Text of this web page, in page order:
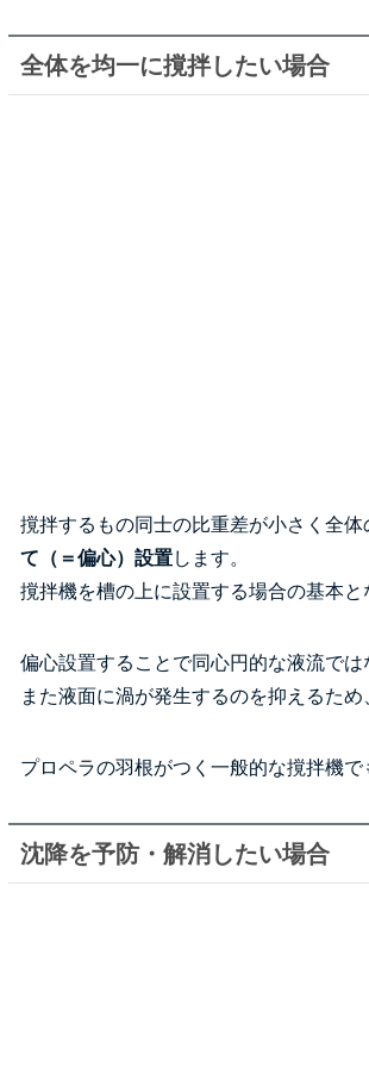
全体を均一に撹拌したい場合
撹拌するもの同士の比重差が小さく全
て（＝偏心）設置します。
撹拌機を槽の上に設置する場合の基本と
偏心設置することで同心円的な液流で
また液面に渦が発生するのを抑えるた
プロペラの羽根がつく一般的な撹拌機
沈降を予防・解消したい場合